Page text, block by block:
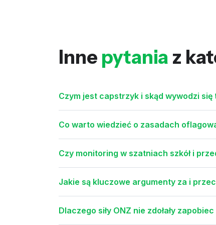
Inne pytania z
Czym jest capstrzyk i skąd wywodzi
Co warto wiedzieć o zasadach
Czy monitoring w szatniach szkół i
Jakie są kluczowe argumenty za i
Dlaczego siły ONZ nie zdołały